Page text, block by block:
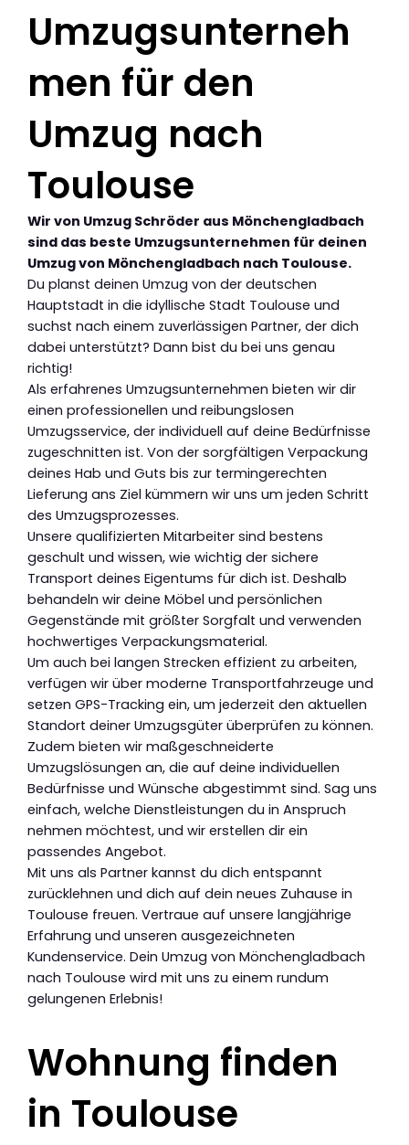
Umzugsunterneh
men für den
Umzug nach
Toulouse
Wir von Umzug Schröder aus Mönchengladbach
sind das beste Umzugsunternehmen für deinen
Umzug von Mönchengladbach nach Toulouse.
Du planst deinen Umzug von der deutschen
Hauptstadt in die idyllische Stadt Toulouse und
suchst nach einem zuverlässigen Partner, der dich
dabei unterstützt? Dann bist du bei uns genau
richtig!
Als erfahrenes Umzugsunternehmen bieten wir dir
einen professionellen und reibungslosen
Umzugsservice, der individuell auf deine Bedürfnisse
zugeschnitten ist. Von der sorgfältigen Verpackung
deines Hab und Guts bis zur termingerechten
Lieferung ans Ziel kümmern wir uns um jeden Schritt
des Umzugsprozesses.
Unsere qualifizierten Mitarbeiter sind bestens
geschult und wissen, wie wichtig der sichere
Transport deines Eigentums für dich ist. Deshalb
behandeln wir deine Möbel und persönlichen
Gegenstände mit größter Sorgfalt und verwenden
hochwertiges Verpackungsmaterial.
Um auch bei langen Strecken effizient zu arbeiten,
verfügen wir über moderne Transportfahrzeuge und
setzen GPS-Tracking ein, um jederzeit den aktuellen
Standort deiner Umzugsgüter überprüfen zu können.
Zudem bieten wir maßgeschneiderte
Umzugslösungen an, die auf deine individuellen
Bedürfnisse und Wünsche abgestimmt sind. Sag uns
einfach, welche Dienstleistungen du in Anspruch
nehmen möchtest, und wir erstellen dir ein
passendes Angebot.
Mit uns als Partner kannst du dich entspannt
zurücklehnen und dich auf dein neues Zuhause in
Toulouse freuen. Vertraue auf unsere langjährige
Erfahrung und unseren ausgezeichneten
Kundenservice. Dein Umzug von Mönchengladbach
nach Toulouse wird mit uns zu einem rundum
gelungenen Erlebnis!
Wohnung finden
in Toulouse